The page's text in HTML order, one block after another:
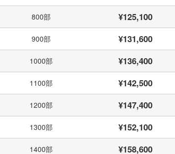
800部 ¥125,100
900部 ¥131,600
1000部 ¥136,400
1100部 ¥142,500
1200部 ¥147,400
1300部 ¥152,100
1400部 ¥158,600